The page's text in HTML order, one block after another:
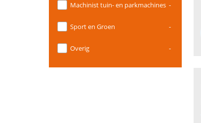
Machinist tuin- en parkmachines -
Sport en Groen -
Overig -